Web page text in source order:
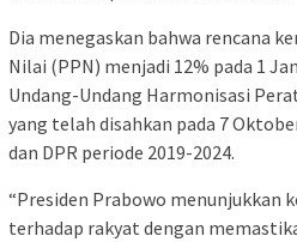
Dia menegaskan bahwa rencana
Nilai (PPN) menjadi 12% pada 1
Undang-Undang Harmonisasi
yang telah disahkan pada 7
dan DPR periode 2019-2024.
“Presiden Prabowo menunjukkan
terhadap rakyat dengan